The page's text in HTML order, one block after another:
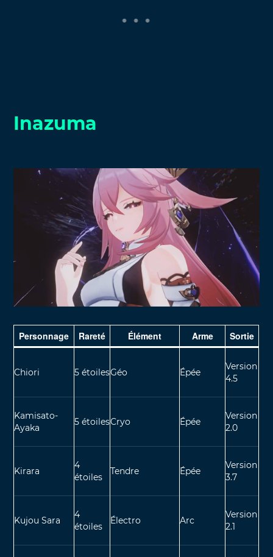
Inazuma
Personnage Rareté Élément Arme Sortie
Chiori 5 étoilesGéo Épée
Version
4.5
Kamisato-
Ayaka
5 étoilesCryo Épée
Version
2.0
Kirara
4
étoiles
Tendre Épée
Version
3.7
Kujou Sara
4
étoiles
Électro Arc
Version
2.1